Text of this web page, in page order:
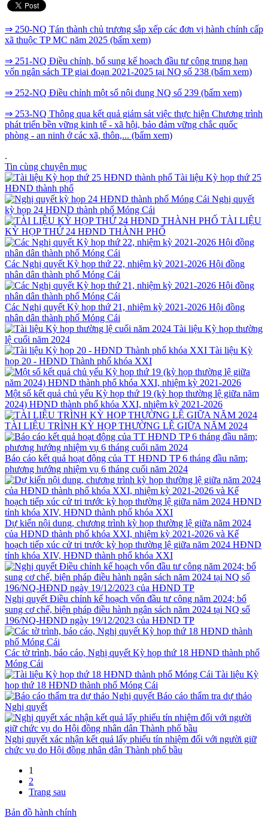
⇒ 250-NQ Tán thành chủ trương sắp xếp các đơn vị hành chính cấp
xã thuộc TP MC năm 2025 (bấm xem)
⇒ 251-NQ Điều chỉnh, bổ sung kế hoạch đầu tư công trung hạn
vốn ngân sách TP giai đoạn 2021-2025 tại NQ số 238 (bấm xem)
⇒ 252-NQ Điều chỉnh một số nội dung NQ số 239 (bấm xem)
⇒ 253-NQ Thông qua kết quả giám sát việc thực hiện Chương trình
phát triển bền vững kinh tế - xã hội, bảo đảm vững chắc quốc
phòng - an ninh ở các xã, thôn,... (bấm xem)
.
Tin cùng chuyên mục
Tài liệu Kỳ họp thứ 25
HĐND thành phố
Nghị quyết
kỳ họp 24 HĐND thành phố Móng Cái
TÀI LIỆU
KỲ HỌP THỨ 24 HĐND THÀNH PHỐ
Các Nghị quyết Kỳ họp thứ 22, nhiệm kỳ 2021-2026 Hội đồng
nhân dân thành phố Móng Cái
Các Nghị quyết Kỳ họp thứ 21, nhiệm kỳ 2021-2026 Hội đồng
nhân dân thành phố Móng Cái
Tài liệu Kỳ họp thường
lệ cuối năm 2024
Tài liệu Kỳ
họp 20 - HĐND Thành phố khóa XXI
Một số kết quả chủ yếu Kỳ họp thứ 19 (kỳ họp thường lệ giữa năm
2024) HĐND thành phố khóa XXI, nhiệm kỳ 2021-2026
TÀI LIỆU TRÌNH KỲ HỌP THƯỜNG LỆ GIỮA NĂM 2024
Báo cáo kết quả hoạt động của TT HĐND TP 6 tháng đầu năm;
phương hướng nhiệm vụ 6 tháng cuối năm 2024
Dự kiến nội dung, chương trình kỳ họp thường lệ giữa năm 2024
của HĐND thành phố khóa XXI, nhiệm kỳ 2021-2026 và Kế
hoạch tiếp xúc cử tri trước kỳ họp thường lệ giữa năm 2024 HĐND
tỉnh khóa XIV, HĐND thành phố khóa XXI
Nghị quyết Điều chỉnh kế hoạch vốn đầu tư công năm 2024; bổ
sung cơ chế, biện pháp điều hành ngân sách năm 2024 tại NQ số
196/NQ-HĐND ngày 19/12/2023 của HĐND TP
Các tờ trình, báo cáo, Nghị quyết Kỳ họp thứ 18 HĐND thành phố
Móng Cái
Tài liệu Kỳ
họp thứ 18 HĐND thành phố Móng Cái
Báo cáo thẩm tra dự thảo
Nghị quyết
Nghị quyết xác nhận kết quả lấy phiếu tín nhiệm đối với người giữ
chức vụ do Hội đồng nhân dân Thành phố bầu
1
2
Trang sau
Bản đồ hành chính